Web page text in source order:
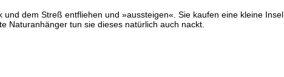
dem Streß entfliehen und »aussteigen«. Sie kaufen eine kleine
Naturanhänger tun sie dieses natürlich auch nackt.